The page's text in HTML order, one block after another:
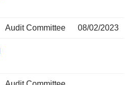
Audit Committee 08/02/2023